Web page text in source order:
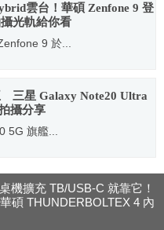
雲台！華碩 Zenfone 9 登
光軌給你看
9 於...
三星 Galaxy Note20 Ultra
攝分享
5G 旗艦...
桌機擴充 TB/USB-C 就靠它！
華碩 THUNDERBOLTEX 4 內